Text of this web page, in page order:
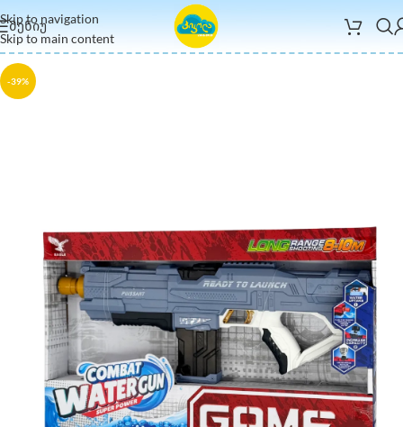
Skip to navigation
Skip to main content
ᲛᲔᲜᲘᲣ
-39%